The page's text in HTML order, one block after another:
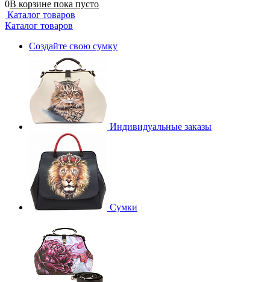
0В корзине пока пусто
Каталог товаров
Каталог товаров
Создайте свою сумку
Индивидуальные заказы
Сумки